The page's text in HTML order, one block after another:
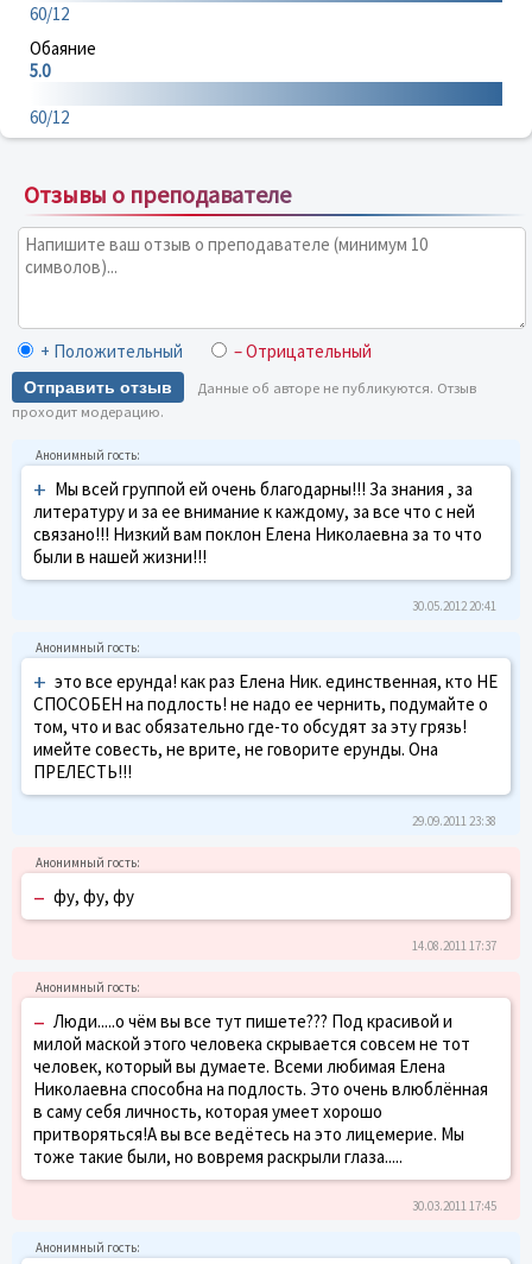
60/12
Обаяние
5.0
60/12
Отзывы о преподавателе
+ Положительный – Отрицательный
Отправить отзыв
Данные об авторе не публикуются. Отзыв
проходит модерацию.
+ Мы всей группой ей очень благодарны!!! За знания , за
литературу и за ее внимание к каждому, за все что с ней
связано!!! Низкий вам поклон Елена Николаевна за то что
были в нашей жизни!!!
30.05.2012 20:41
+ это все ерунда! как раз Елена Ник. единственная, кто НЕ
СПОСОБЕН на подлость! не надо ее чернить, подумайте о
том, что и вас обязательно где-то обсудят за эту грязь!
имейте совесть, не врите, не говорите ерунды. Она
ПРЕЛЕСТЬ!!!
29.09.2011 23:38
– фу, фу, фу
14.08.2011 17:37
– Люди.....о чём вы все тут пишете??? Под красивой и
милой маской этого человека скрывается совсем не тот
человек, который вы думаете. Всеми любимая Елена
Николаевна способна на подлость. Это очень влюблённая
в саму себя личность, которая умеет хорошо
притворяться!А вы все ведётесь на это лицемерие. Мы
тоже такие были, но вовремя раскрыли глаза.....
30.03.2011 17:45